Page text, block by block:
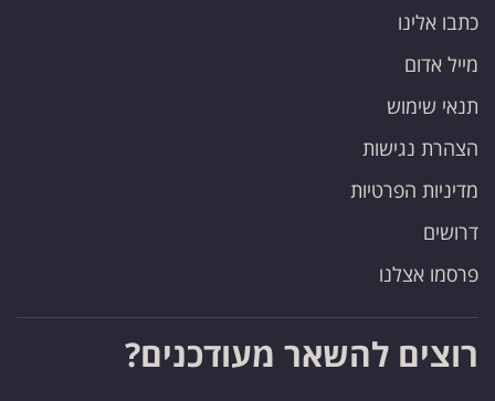
כתבו אלינו
מייל אדום
תנאי שימוש
הצהרת נגישות
מדיניות הפרטיות
דרושים
פרסמו אצלנו
רוצים להשאר מעודכנים?